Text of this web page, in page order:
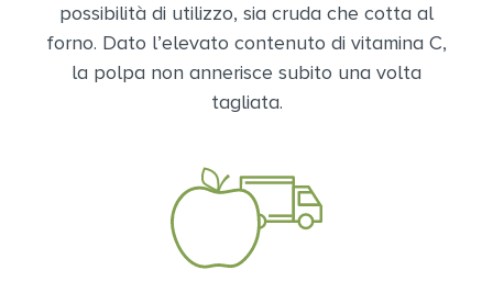
possibilità di utilizzo, sia cruda che cotta al
forno. Dato l’elevato contenuto di vitamina C,
la polpa non annerisce subito una volta
tagliata.